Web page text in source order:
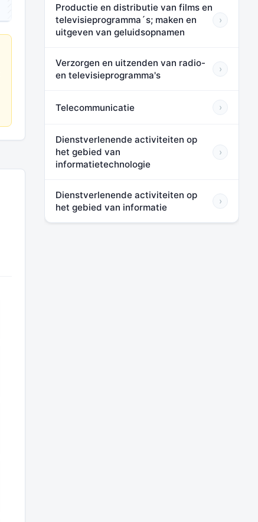
⬛⬛⬛
Productie en distributie van films en
televisieprogramma´s; maken en
uitgeven van geluidsopnamen
›
Verzorgen en uitzenden van radio-
en televisieprogramma's
›
Telecommunicatie ›
Dienstverlenende activiteiten op
het gebied van
informatietechnologie
›
Dienstverlenende activiteiten op
het gebied van informatie
›